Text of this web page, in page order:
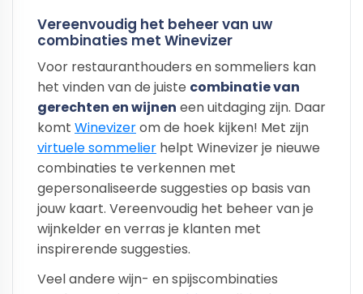
Vereenvoudig het beheer van uw
combinaties met Winevizer
Voor restauranthouders en sommeliers kan
het vinden van de juiste combinatie van
gerechten en wijnen een uitdaging zijn. Daar
komt Winevizerom de hoek kijken! Met zijn
virtuele sommelier helpt Winevizer je nieuwe
combinaties te verkennen met
gepersonaliseerde suggesties op basis van
jouw kaart. Vereenvoudig het beheer van je
wijnkelder en verras je klanten met
inspirerende suggesties.
Veel andere wijn- en spijscombinaties